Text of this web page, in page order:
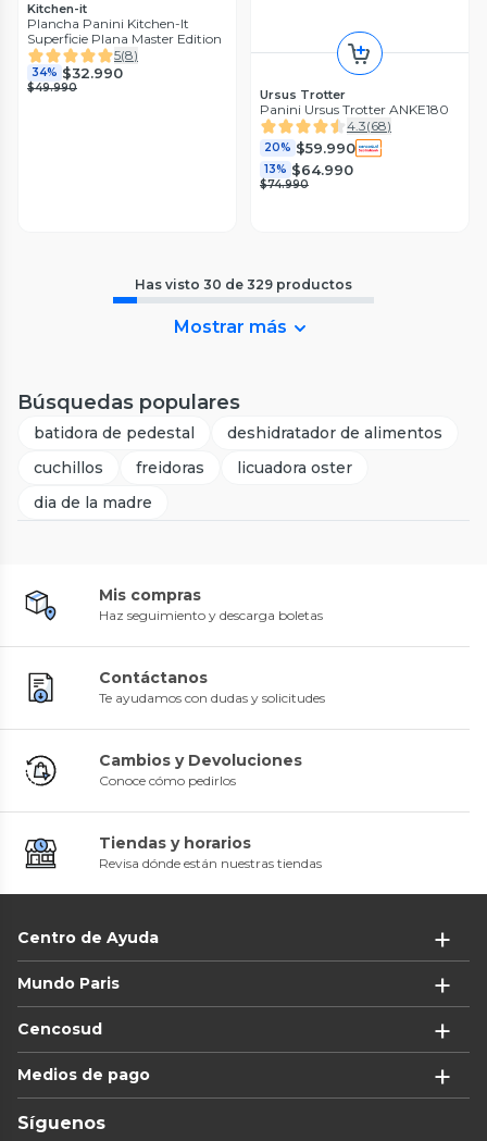
Kitchen-it
Plancha Panini Kitchen-It
Superficie Plana Master Edition
5(8)
34% $32.990
$49.990 Ursus Trotter
Panini Ursus Trotter ANKE180
4.3(68)
20% $59.990
13% $64.990
$74.990
Has visto 30 de 329 productos
Mostrar más
Búsquedas populares
batidora de pedestal
deshidratador de alimentos
cuchillos
freidoras
licuadora oster
dia de la madre
Mis compras
Haz seguimiento y descarga boletas
Contáctanos
Te ayudamos con dudas y solicitudes
Cambios y Devoluciones
Conoce cómo pedirlos
Tiendas y horarios
Revisa dónde están nuestras tiendas
Centro de Ayuda
Mundo Paris
Cencosud
Medios de pago
Síguenos